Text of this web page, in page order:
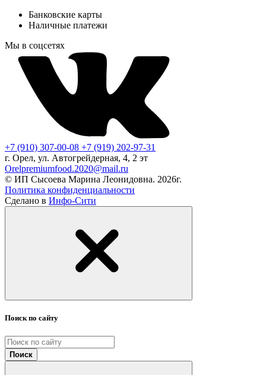
Банковские карты
Наличные платежи
Мы в соцсетях
+7 (910) 307-00-08 +7 (919) 202-97-31
г. Орел, ул. Автогрейдерная, 4, 2 эт
Orelpremiumfood.2020@mail.ru
© ИП Сысоева Марина Леонидовна. 2026г.
Политика конфиденциальности
Сделано в Инфо-Сити
Поиск по сайту
Поиск